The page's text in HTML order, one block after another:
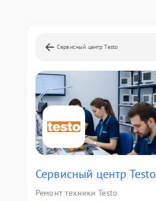
Сервисный центр Testo
Сервисный центр Testo
Ремонт техники Testo